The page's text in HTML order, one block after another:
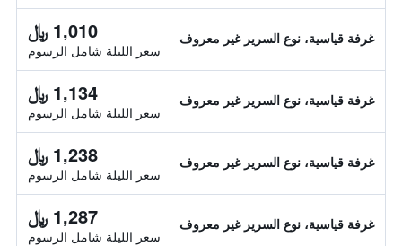
غرفة قياسية، نوع السرير غير معروف 1,010 ﷼
سعر الليلة شامل الرسوم
غرفة قياسية، نوع السرير غير معروف 1,134 ﷼
سعر الليلة شامل الرسوم
غرفة قياسية، نوع السرير غير معروف 1,238 ﷼
سعر الليلة شامل الرسوم
غرفة قياسية، نوع السرير غير معروف 1,287 ﷼
سعر الليلة شامل الرسوم